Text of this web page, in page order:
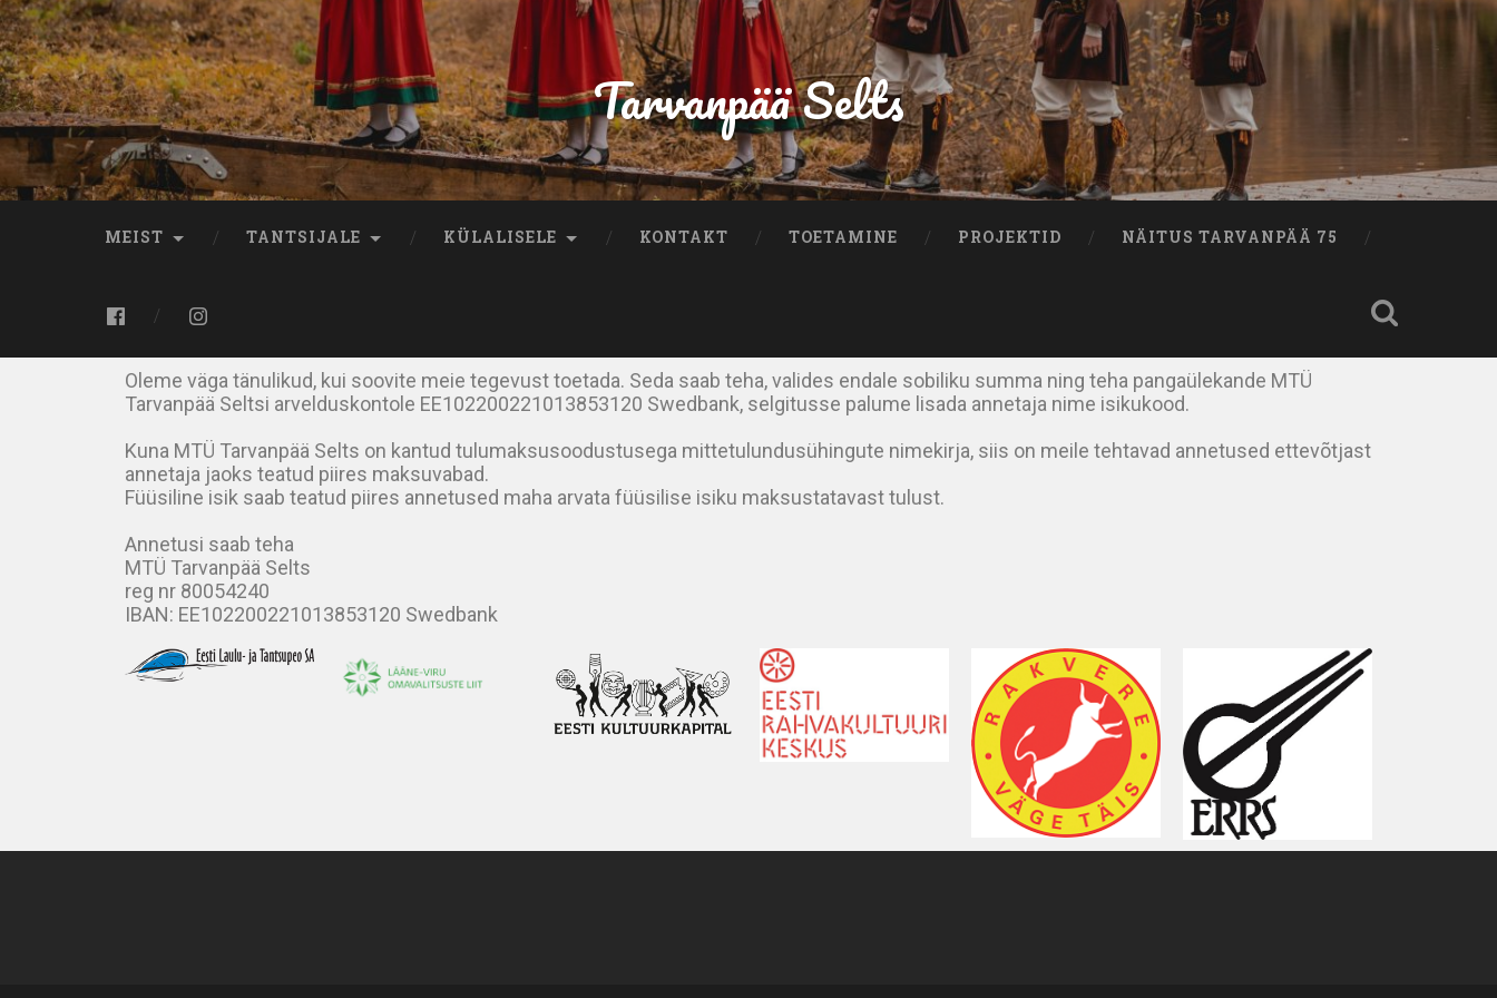
Tarvanpää Selts
MEIST TANTSIJALE KÜLALISELE KONTAKT TOETAMINE PROJEKTID NÄITUS TARVANPÄÄ 75
Oleme väga tänulikud, kui soovite meie tegevust toetada. Seda saab teha, valides endale sobiliku summa ning teha pangaülekande MTÜ
Tarvanpää Seltsi arvelduskontole EE102200221013853120 Swedbank, selgitusse palume lisada annetaja nime isikukood.
Kuna MTÜ Tarvanpää Selts on kantud tulumaksusoodustusega mittetulundusühingute nimekirja, siis on meile tehtavad annetused ettevõtjast
annetaja jaoks teatud piires maksuvabad.
Füüsiline isik saab teatud piires annetused maha arvata füüsilise isiku maksustatavast tulust.
Annetusi saab teha
MTÜ Tarvanpää Selts
reg nr 80054240
IBAN: EE102200221013853120 Swedbank